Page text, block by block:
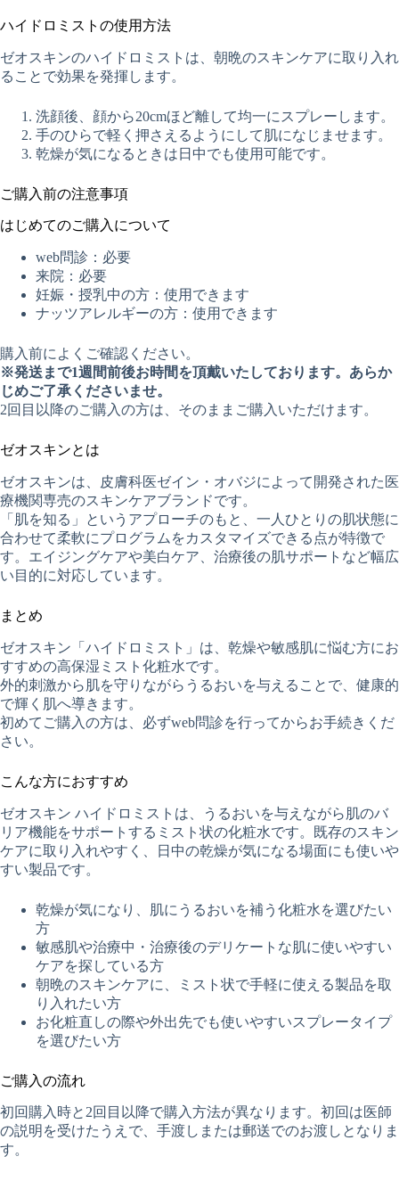
ハイドロミストの使用方法
ゼオスキンのハイドロミストは、朝晩のスキンケアに取り入れ
ることで効果を発揮します。
洗顔後、顔から20cmほど離して均一にスプレーします。
手のひらで軽く押さえるようにして肌になじませます。
乾燥が気になるときは日中でも使用可能です。
ご購入前の注意事項
はじめてのご購入について
web問診：必要
来院：必要
妊娠・授乳中の方：使用できます
ナッツアレルギーの方：使用できます
購入前によくご確認ください。
※発送まで1週間前後お時間を頂戴いたしております。あらか
じめご了承くださいませ。
2回目以降のご購入の方は、そのままご購入いただけます。
ゼオスキンとは
ゼオスキンは、皮膚科医ゼイン・オバジによって開発された医
療機関専売のスキンケアブランドです。
「肌を知る」というアプローチのもと、一人ひとりの肌状態に
合わせて柔軟にプログラムをカスタマイズできる点が特徴で
す。エイジングケアや美白ケア、治療後の肌サポートなど幅広
い目的に対応しています。
まとめ
ゼオスキン「ハイドロミスト」は、乾燥や敏感肌に悩む方にお
すすめの高保湿ミスト化粧水です。
外的刺激から肌を守りながらうるおいを与えることで、健康的
で輝く肌へ導きます。
初めてご購入の方は、必ずweb問診を行ってからお手続きくだ
さい。
こんな方におすすめ
ゼオスキン ハイドロミストは、うるおいを与えながら肌のバ
リア機能をサポートするミスト状の化粧水です。既存のスキン
ケアに取り入れやすく、日中の乾燥が気になる場面にも使いや
すい製品です。
乾燥が気になり、肌にうるおいを補う化粧水を選びたい
方
敏感肌や治療中・治療後のデリケートな肌に使いやすい
ケアを探している方
朝晩のスキンケアに、ミスト状で手軽に使える製品を取
り入れたい方
お化粧直しの際や外出先でも使いやすいスプレータイプ
を選びたい方
ご購入の流れ
初回購入時と2回目以降で購入方法が異なります。初回は医師
の説明を受けたうえで、手渡しまたは郵送でのお渡しとなりま
す。